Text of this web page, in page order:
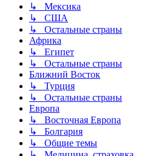
↳ Мексика
↳ США
↳ Остальные страны
Африка
↳ Египет
↳ Остальные страны
Ближний Восток
↳ Турция
↳ Остальные страны
Европа
↳ Восточная Европа
↳ Болгария
↳ Общие темы